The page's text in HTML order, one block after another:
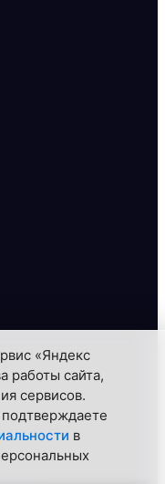
«Яндекс
работы сайта,
сервисов.
в